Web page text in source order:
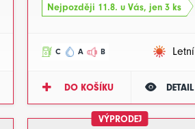
Nejpozději 11.8. u Vás, jen 3 ks
C A B Letní
DO KOŠÍKU DETAIL
VÝPRODEJ